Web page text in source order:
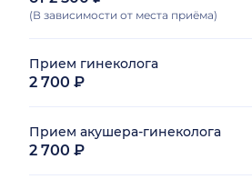
(В зависимости от места приёма)
Прием гинеколога
2 700 ₽
Прием акушера-гинеколога
2 700 ₽